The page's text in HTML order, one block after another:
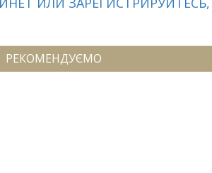
РЕКОМЕНДУЄМО